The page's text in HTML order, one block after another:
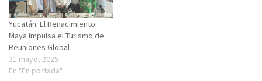
Yucatán: El Renacimiento
Maya Impulsa el Turismo de
Reuniones Global
31 mayo, 2025
En "En portada"